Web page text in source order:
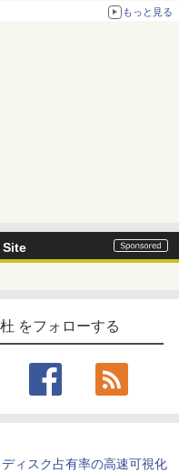
もっと見る
Site
をフォローする
ディスク占有率の高速可視化